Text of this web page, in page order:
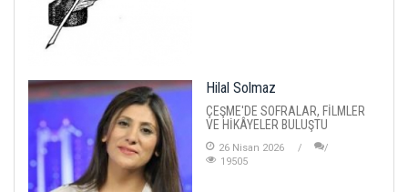
Hilal Solmaz
ÇEŞME'DE SOFRALAR, FİLMLER
VE HİKÂYELER BULUŞTU
26 Nisan 2026
19505